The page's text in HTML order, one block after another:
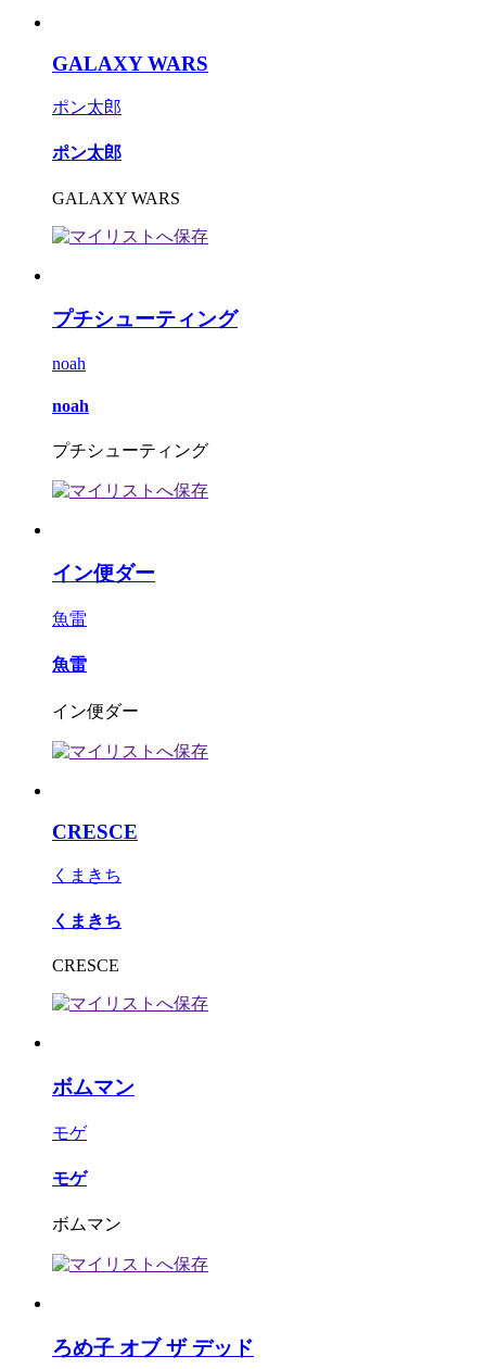
GALAXY WARS
ポン太郎
ポン太郎
GALAXY WARS
プチシューティング
noah
noah
プチシューティング
イン便ダー
魚雷
魚雷
イン便ダー
CRESCE
くまきち
くまきち
CRESCE
ボムマン
モゲ
モゲ
ボムマン
ろめ子 オブ ザ デッド